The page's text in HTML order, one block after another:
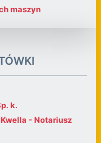
maszyn
k.
- Notariusz